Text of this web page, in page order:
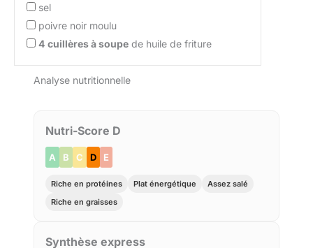
sel
poivre noir moulu
4 cuillères à soupe de huile de friture
Analyse nutritionnelle
Nutri-Score D
A B C D E
Riche en protéines Plat énergétique
Assez salé
Riche en graisses
Synthèse express